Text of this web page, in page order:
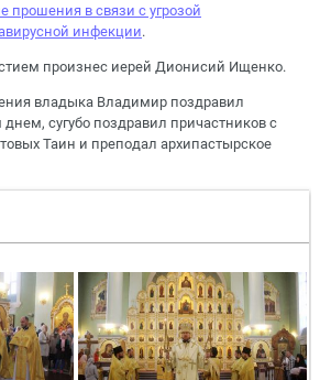
прошения в связи с угрозой
инфекции.
произнес иерей Дионисий Ищенко.
владыка Владимир поздравил
сугубо поздравил причастников с
Таин и преподал архипастырское